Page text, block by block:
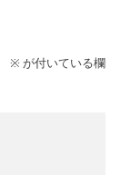
※ が付いている欄